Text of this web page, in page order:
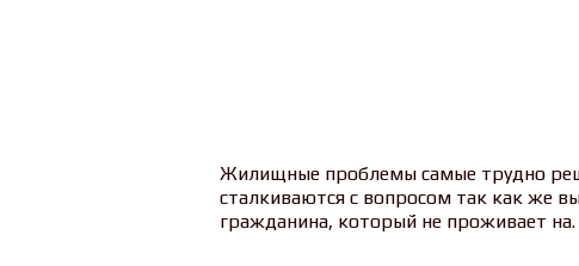
Жилищные проблемы самые трудно
сталкиваются с вопросом так как же
гражданина, который не проживает на.